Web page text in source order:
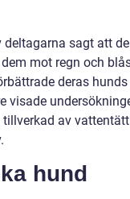
deltagarna sagt att
mot regn och
deras hunds
visade
tillverkad av vattentätt
hund